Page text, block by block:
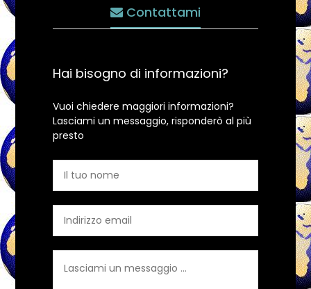
Contattami
Hai bisogno di informazioni?
Vuoi chiedere maggiori informazioni?
Lasciami un messaggio, risponderò al più
presto